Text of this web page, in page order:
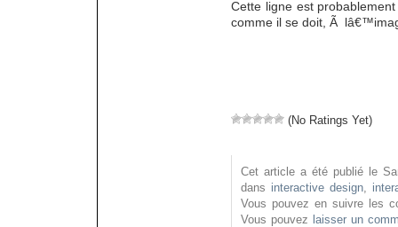
Cette ligne est
comme il se doit, Ã
(No Ratings Yet)
Cet article a été publié le
dans interactive design
Vous pouvez en suivre les
Vous pouvez laisser un